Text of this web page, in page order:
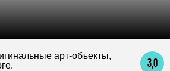
3,0
арт-объекты,